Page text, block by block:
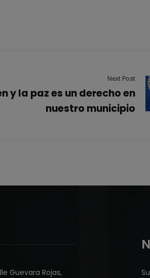
Next Post
y la paz es un derecho en
nuestro municipio
Guevara Rojas,